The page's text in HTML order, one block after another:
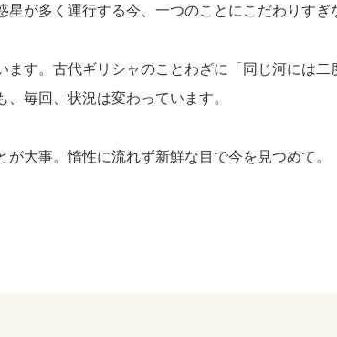
星が多く運行する今、一つのことにこだわりすぎ
ます。古代ギリシャのことわざに「同じ河には
、毎回、状況は変わっています。
が大事。惰性に流れず新鮮な目で今を見つめて。